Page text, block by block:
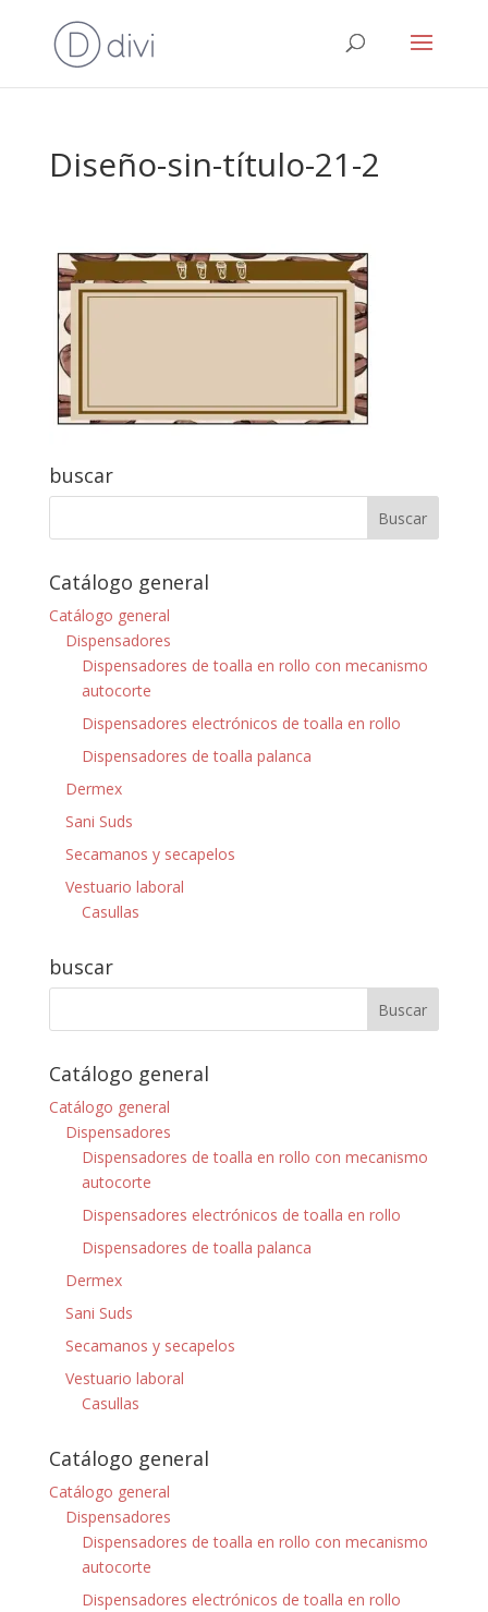
Diseño-sin-título-21-2
buscar
Catálogo general
Catálogo general
Dispensadores
Dispensadores de toalla en rollo con mecanismo
autocorte
Dispensadores electrónicos de toalla en rollo
Dispensadores de toalla palanca
Dermex
Sani Suds
Secamanos y secapelos
Vestuario laboral
Casullas
buscar
Catálogo general
Catálogo general
Dispensadores
Dispensadores de toalla en rollo con mecanismo
autocorte
Dispensadores electrónicos de toalla en rollo
Dispensadores de toalla palanca
Dermex
Sani Suds
Secamanos y secapelos
Vestuario laboral
Casullas
Catálogo general
Catálogo general
Dispensadores
Dispensadores de toalla en rollo con mecanismo
autocorte
Dispensadores electrónicos de toalla en rollo